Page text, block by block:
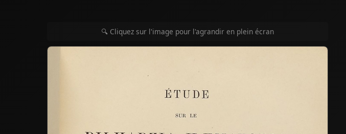
🔍 Cliquez sur l'image pour l'agrandir en plein écran